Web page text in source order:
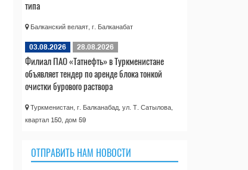
типа
Балканский велаят, г. Балканабат
03.08.2026 28.08.2026
Филиал ПАО «Татнефть» в Туркменистане
объявляет тендер по аренде блока тонкой
очистки бурового раствора
Туркменистан, г. Балканабад, ул. Т. Сатылова,
квартал 150, дом 59
ОТПРАВИТЬ НАМ НОВОСТИ